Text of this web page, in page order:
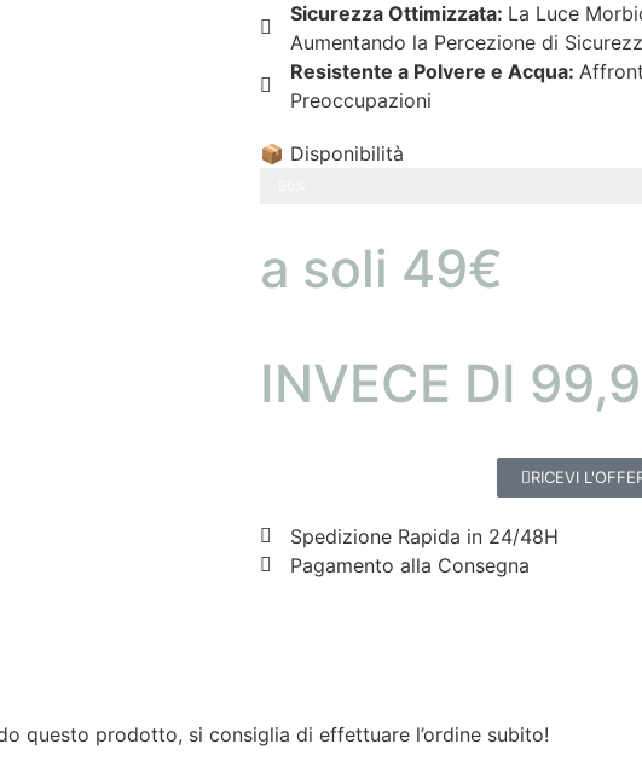
Sicurezza Ottimizzata: La Luce
Aumentando la Percezione di
Resistente a Polvere e Acqua:
Preoccupazioni
📦 Disponibilità
a soli 49€
INVECE DI
RICEVI
Spedizione Rapida in 24/48H
Pagamento alla Consegna
questo prodotto, si consiglia di effettuare l’ordine subito!